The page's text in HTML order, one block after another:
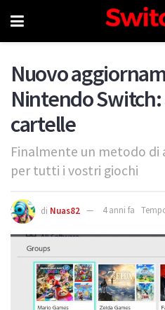
Nuovo
Nintendo
cartelle
Finalmente un metodo di
per tutti i vostri giochi
di Nuas82 4 anni fa